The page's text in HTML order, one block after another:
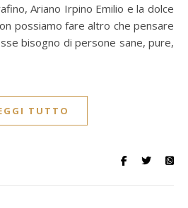
Ariano Irpino Emilio e la dolce
possiamo fare altro che pensare
bisogno di persone sane, pure,
TUTTO